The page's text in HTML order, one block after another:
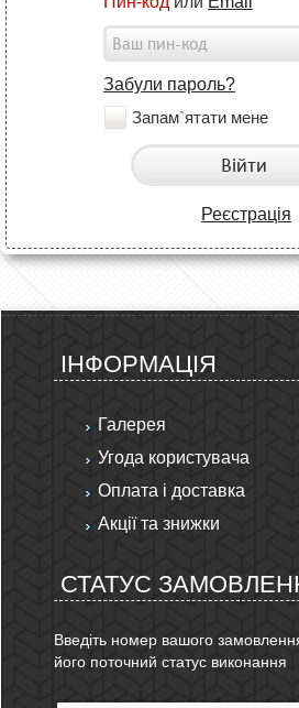
Забули пароль?
Запам`ятати мене
Війти
Реєстрація
ІНФОРМАЦІЯ
Галерея
Угода користувача
Оплата і доставка
Акції та знижки
СТАТУС
Введіть номер вашого
його поточний статус виконання